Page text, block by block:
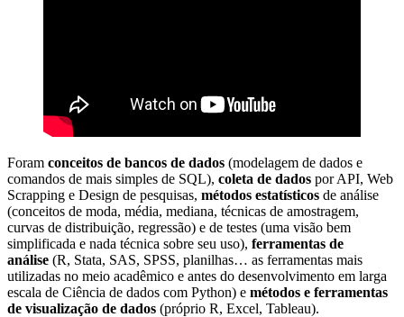
Foram conceitos de bancos de dados (modelagem de dados e
comandos de mais simples de SQL), coleta de dados por API, Web
Scrapping e Design de pesquisas, métodos estatísticos de análise
(conceitos de moda, média, mediana, técnicas de amostragem,
curvas de distribuição, regressão) e de testes (uma visão bem
simplificada e nada técnica sobre seu uso), ferramentas de
análise (R, Stata, SAS, SPSS, planilhas… as ferramentas mais
utilizadas no meio acadêmico e antes do desenvolvimento em larga
escala de Ciência de dados com Python) e métodos e ferramentas
de visualização de dados (próprio R, Excel, Tableau).